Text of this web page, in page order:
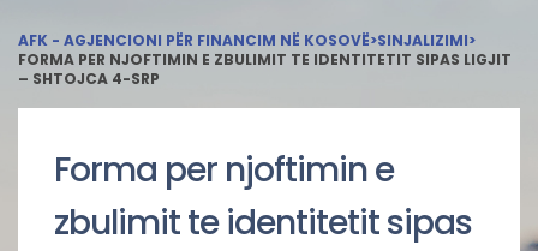
AFK - AGJENCIONI PËR FINANCIM NË KOSOVË>SINJALIZIMI>
FORMA PER NJOFTIMIN E ZBULIMIT TE IDENTITETIT SIPAS LIGJIT
– SHTOJCA 4-SRP
Forma per njoftimin e
zbulimit te identitetit sipas